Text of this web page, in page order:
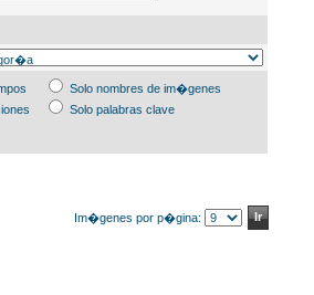
Solo nombres de im�genes
Solo palabras clave
Im�genes por p�gina: